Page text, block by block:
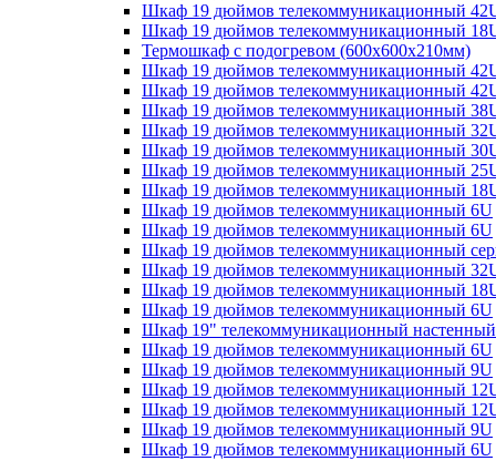
Шкаф 19 дюймов телекоммуникационный
Шкаф 19 дюймов телекоммуникационный
Термошкаф с подогревом (600x600x210мм)
Шкаф 19 дюймов телекоммуникационный
Шкаф 19 дюймов телекоммуникационный
Шкаф 19 дюймов телекоммуникационный
Шкаф 19 дюймов телекоммуникационный
Шкаф 19 дюймов телекоммуникационный
Шкаф 19 дюймов телекоммуникационный
Шкаф 19 дюймов телекоммуникационный
Шкаф 19 дюймов телекоммуникационный 6U
Шкаф 19 дюймов телекоммуникационный 6U
Шкаф 19 дюймов телекоммуникационный
Шкаф 19 дюймов телекоммуникационный
Шкаф 19 дюймов телекоммуникационный
Шкаф 19 дюймов телекоммуникационный 6U
Шкаф 19" телекоммуникационный
Шкаф 19 дюймов телекоммуникационный 6U
Шкаф 19 дюймов телекоммуникационный 9U
Шкаф 19 дюймов телекоммуникационный
Шкаф 19 дюймов телекоммуникационный
Шкаф 19 дюймов телекоммуникационный 9U
Шкаф 19 дюймов телекоммуникационный 6U